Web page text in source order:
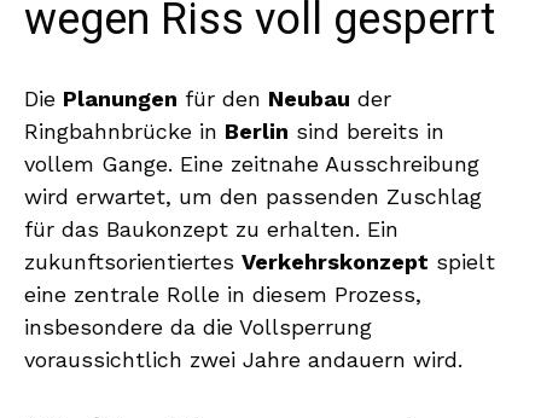
wegen Riss voll gesperrt
Die Planungen für den Neubau der
Ringbahnbrücke in Berlin sind bereits in
vollem Gange. Eine zeitnahe Ausschreibung
wird erwartet, um den passenden Zuschlag
für das Baukonzept zu erhalten. Ein
zukunftsorientiertes Verkehrskonzept spielt
eine zentrale Rolle in diesem Prozess,
insbesondere da die Vollsperrung
voraussichtlich zwei Jahre andauern wird.